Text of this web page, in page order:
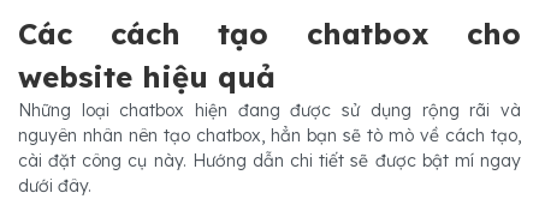
Các cách tạo chatbox cho
website hiệu quả
Những loại chatbox hiện đang được sử dụng rộng rãi và
nguyên nhân nên tạo chatbox, hẳn bạn sẽ tò mò về cách tạo,
cài đặt công cụ này. Hướng dẫn chi tiết sẽ được bật mí ngay
dưới đây.